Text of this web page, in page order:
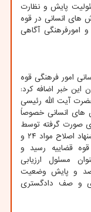
پایش و نظارت
های انسانی در قوه
امورفرهنگی آگاهی
امور فرهنگی قوه
این خبر اضافه کرد:
آیت الله رئیسی
های انسانی خصوصاً
صورت گرفته توسط
معاون محترم منابع انسانی و امور فرهنگی، پیشنهاد اصلاح مواد ۲۴ و
قضاییه رسید و
مسئول ارزیابی
رصد و پایش وضعیت
و صف دادگستری